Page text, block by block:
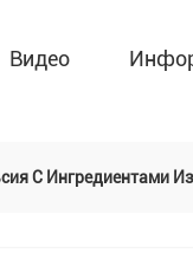
Видео
С Ингредиентами